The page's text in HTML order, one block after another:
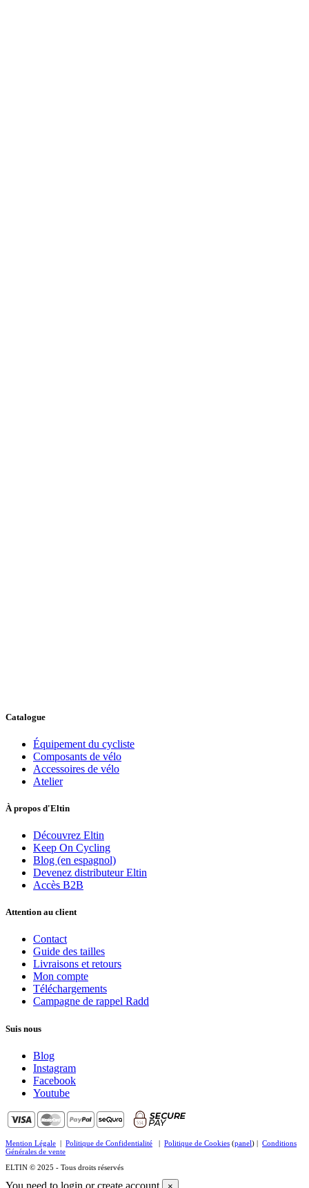
Catalogue
Équipement du cycliste
Composants de vélo
Accessoires de vélo
Atelier
À propos d'Eltin
Découvrez Eltin
Keep On Cycling
Blog (en espagnol)
Devenez distributeur Eltin
Accès B2B
Attention au client
Contact
Guide des tailles
Livraisons et retours
Mon compte
Téléchargements
Campagne de rappel Radd
Suis nous
Blog
Instagram
Facebook
Youtube
Mention Légale | Politique de Confidentialité | Politique de Cookies (panel) | Conditions
Générales de vente
ELTIN © 2025 - Tous droits réservés
You need to login or create account